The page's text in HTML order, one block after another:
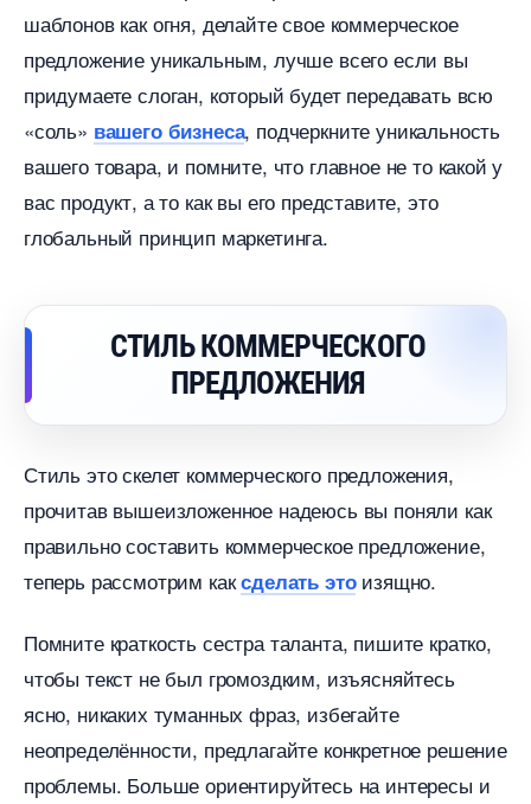
шаблонов как огня, делайте свое коммерческое
предложение уникальным, лучше всего если вы
придумаете слоган, который будет передавать всю
«соль» ашего бизнеса, подчеркните уникальность
ашего товара, и помните, что главное не то какой у
ас продукт, а то как вы его представите, это
лобальный принцип маркетинга.
СТИЛЬ КОММЕРЧЕСКОГО
ПРЕДЛОЖЕНИЯ
Стиль это скелет коммерческого предложения,
прочитав вышеизложенное надеюсь вы поняли как
правильно составить коммерческое предложение,
теперь рассмотрим каксделать этоизящно.
Помните краткость сестра таланта, пишите кратко,
чтобы текст не был громоздким, изъясняйтесь
ясно, никаких туманных фраз, избегайте
неопределённости, предлагайте конкретное решение
проблемы. Больше ориентируйтесь на интересы и